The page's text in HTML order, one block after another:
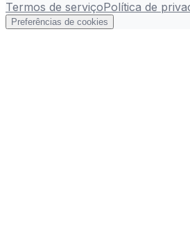
Termos de serviçoPolítica de
Preferências de cookies